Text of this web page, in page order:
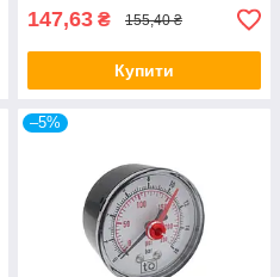
147,63 ₴ 155,40 ₴
Купити
–5%